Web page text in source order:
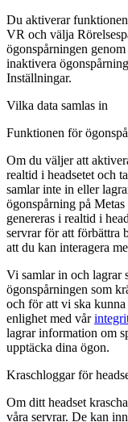
Du aktiverar
VR och välja
ögonspårningen
inaktivera
Inställningar.
Vilka data samlas in
Funktionen för
Om du väljer att
realtid i headsetet och
samlar inte in eller
ögonspårning på
genereras i realtid i
servrar för att förbättra
att du kan interagera
Vi samlar in och lagrar
ögonspårningen som
och för att vi ska
enlighet med vår
lagrar information om
upptäcka dina ögon.
Kraschloggar för
Om ditt headset
våra servrar. De kan